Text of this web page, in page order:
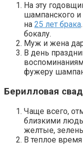
На эту
шампанского и
на 25 лет брака
бокалу.
Муж и жена
В день
фужеру
Берилловая
Чаще всего,
близкими
желтые,
В теплое